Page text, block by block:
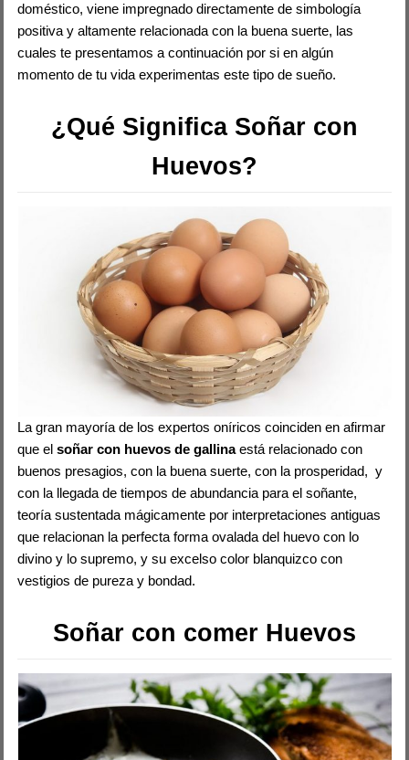
doméstico, viene impregnado directamente de simbología
positiva y altamente relacionada con la buena suerte, las
cuales te presentamos a continuación por si en algún
momento de tu vida experimentas este tipo de sueño.
¿Qué Significa Soñar con
Huevos?
La gran mayoría de los expertos oníricos coinciden en afirmar
que elsoñar con huevos de gallinaestá relacionado con
buenos presagios, con la buena suerte, con la prosperidad, y
con la llegada de tiempos de abundancia para el soñante,
teoría sustentada mágicamente por interpretaciones antiguas
que relacionan la perfecta forma ovalada del huevo con lo
divino y lo supremo, y su excelso color blanquizco con
vestigios de pureza y bondad.
Soñar con comer Huevos